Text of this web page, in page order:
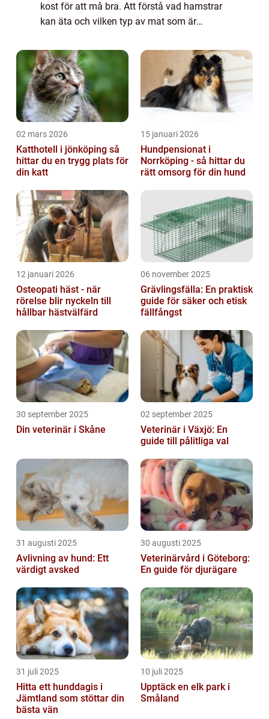
kost för att må bra. Att förstå vad hamstrar
kan äta och vilken typ av mat som är
håller sig friska och glada. I denna...
02 mars 2026
Katthotell i jönköping så
hittar du en trygg plats för
din katt
15 januari 2026
Hundpensionat i
Norrköping - så hittar du
rätt omsorg för din hund
12 januari 2026
Osteopati häst - när
rörelse blir nyckeln till
hållbar hästvälfärd
06 november 2025
Grävlingsfälla: En praktisk
guide för säker och etisk
fällfångst
30 september 2025
Din veterinär i Skåne
02 september 2025
Veterinär i Växjö: En
guide till pålitliga val
31 augusti 2025
Avlivning av hund: Ett
värdigt avsked
30 augusti 2025
Veterinärvård i Göteborg:
En guide för djurägare
31 juli 2025
Hitta ett hunddagis i
Jämtland som stöttar din
bästa vän
10 juli 2025
Upptäck en elk park i
Småland